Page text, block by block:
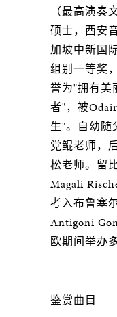
（最高演
硕士，西安
加坡中新国
组别一等奖
誉为"拥有美
者"，被
生"。自幼随
党鲲老师，
松老师。留
Magali
考入布鲁塞
Antigoni
欧期间举办
鉴赏曲目